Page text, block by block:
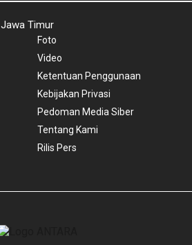
Timur
Foto
Video
Ketentuan Penggunaan
Kebijakan Privasi
Pedoman Media Siber
Tentang Kami
Rilis Pers